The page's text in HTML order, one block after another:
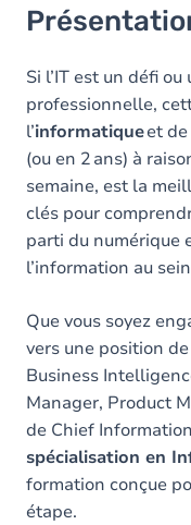
Si l’IT est un défi
professionnelle,
l’informatiqueet
(ou en 2 ans) à
semaine, est la
clés pour
parti du numérique
l’information au
Que vous soyez
vers une position
Business
Manager, Product
de Chief
spécialisation en
formation conçue
étape.